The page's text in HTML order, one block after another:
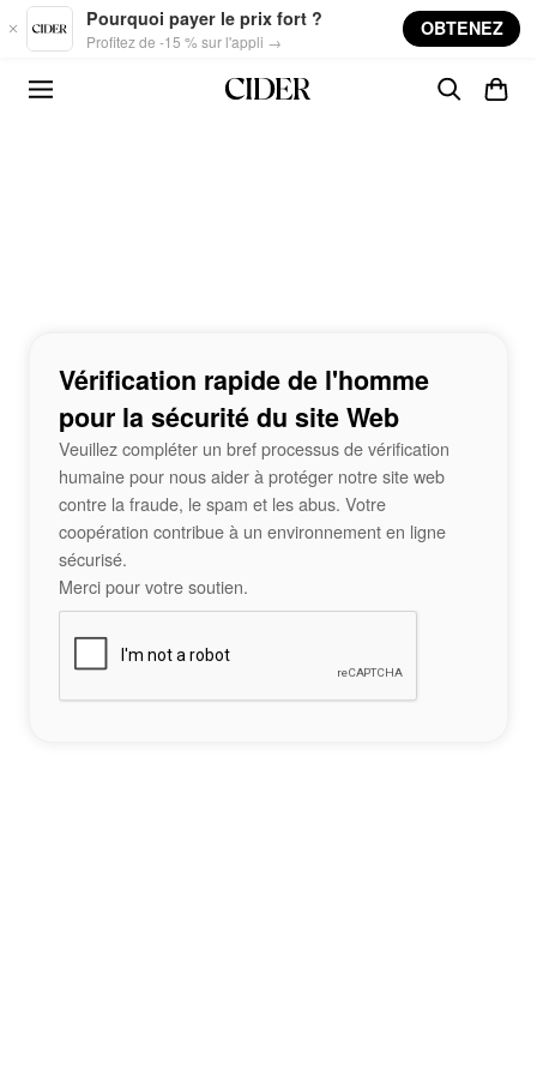
Skip to main content
Pourquoi payer le prix fort ?
Profitez de -15 % sur l'appli →
OBTENEZ
Vérification rapide de l'homme
pour la sécurité du site Web
Veuillez compléter un bref processus de vérification
humaine pour nous aider à protéger notre site web
contre la fraude, le spam et les abus. Votre
coopération contribue à un environnement en ligne
sécurisé.
Merci pour votre soutien.